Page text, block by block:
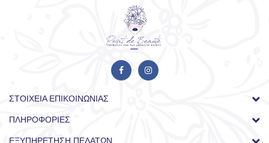
ΣΤΟΙΧΕΊΑ ΕΠΙΚΟΙΝΩΝΊΑΣ
ΠΛΗΡΟΦΟΡΊΕΣ
ΕΞΥΠΗΡΈΤΗΣΗ ΠΕΛΑΤΏΝ